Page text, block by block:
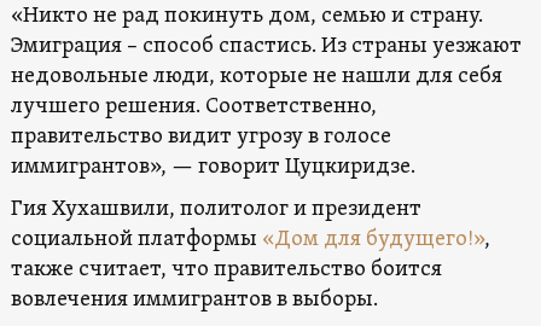
«Никто не рад покинуть дом, семью и страну.
Эмиграция – способ спастись. Из страны уезжают
недовольные люди, которые не нашли для себя
лучшего решения. Соответственно,
правительство видит угрозу в голосе
иммигрантов», — говорит Цуцкиридзе.
Гия Хухашвили, политолог и президент
социальной платформы «Дом для будущего!»,
также считает, что правительство боится
вовлечения иммигрантов в выборы.